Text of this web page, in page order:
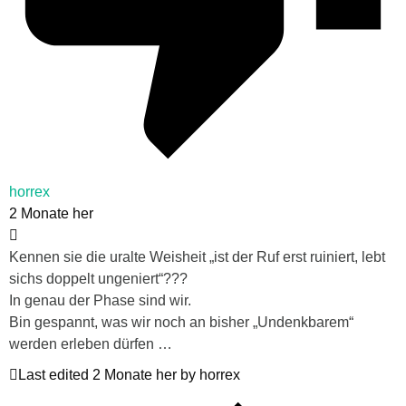
horrex
2 Monate her
Kennen sie die uralte Weisheit „ist der Ruf erst ruiniert, lebt
sichs doppelt ungeniert“???
In genau der Phase sind wir.
Bin gespannt, was wir noch an bisher „Undenkbarem“
werden erleben dürfen …
Last edited 2 Monate her by horrex